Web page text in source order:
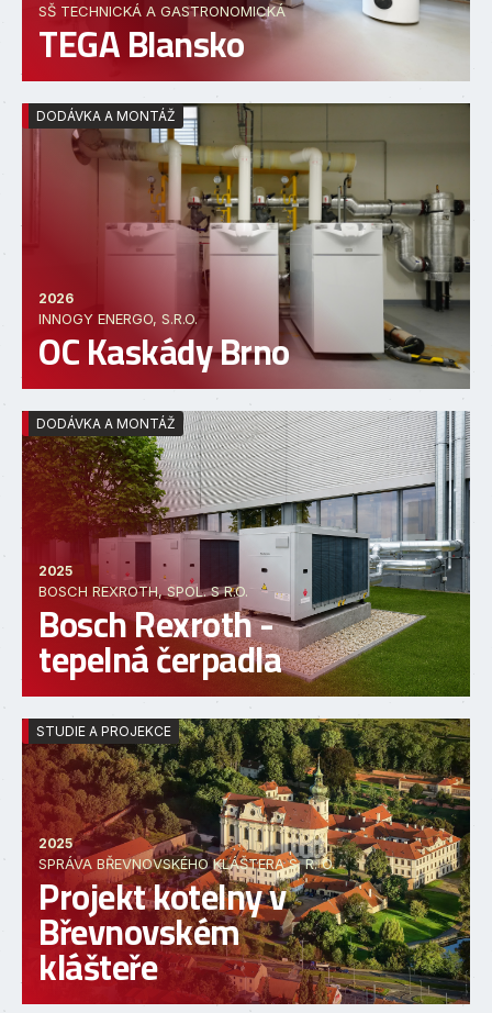
SŠ TECHNICKÁ A GASTRONOMICKÁ
TEGA Blansko
DODÁVKA A MONTÁŽ
2026
INNOGY ENERGO, S.R.O.
OC Kaskády Brno
DODÁVKA A MONTÁŽ
2025
BOSCH REXROTH, SPOL. S R.O.
Bosch Rexroth -
tepelná čerpadla
STUDIE A PROJEKCE
2025
SPRÁVA BŘEVNOVSKÉHO KLÁŠTERA S. R. O.
Projekt kotelny v
Břevnovském
klášteře